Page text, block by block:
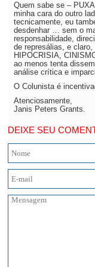
Quem sabe se –
minha cara do outro
tecnicamente, eu
desdenhar … sem o
responsabilidade,
de represálias, e
HIPOCRISIA,
ao menos tenta
análise crítica e
O Colunista é
Atenciosamente,
Janis Peters Grants.
DEIXE SEU